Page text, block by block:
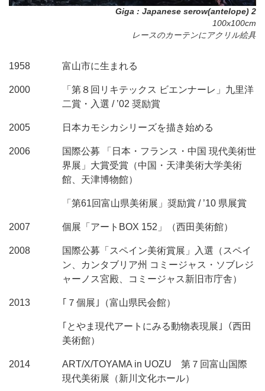
Giga : Japanese serow(antelope) 2
100x100cm
レースのカーテンにアクリル絵具
1958 富山市に生まれる
2000
「第８回リキテックス ビエンナーレ」九里洋
二賞・入選 / ’02 奨励賞
2005 日本カモシカシリーズを描き始める
2006
国際公募 「日本・フランス・中国 現代美術世
界展」大賞受賞（中国・天津美術大学美術
館、天津博物館）
「第61回富山県美術展」奨励賞 / ’10 県展賞
2007 個展「アートBOX 152」（西田美術館）
2008
国際公募「スペイン美術賞展」入選（スペイ
ン、カンタブリア州 コミージャス・ソブレジ
ャーノス宮殿、コミージャス新旧市庁舎）
2013 ｢７個展｣（富山県民会館）
｢とやま現代アートにみる動物表現展｣（西田
美術館）
2014
ART/X/TOYAMA in UOZU 第７回富山国際
現代美術展（新川文化ホール）